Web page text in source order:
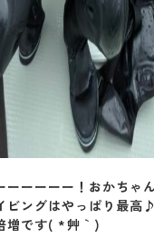
ーーーーー！おかちゃ
ビングはやっぱり最高♪
増です( *´艸｀)